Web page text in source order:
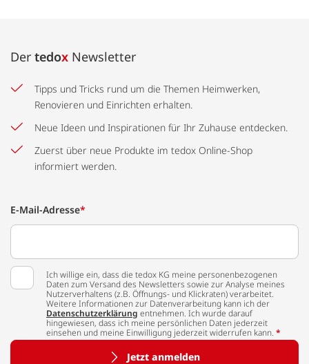
Der tedox Newsletter
Tipps und Tricks rund um die Themen Heimwerken,
Renovieren und Einrichten erhalten.
Neue Ideen und Inspirationen für Ihr Zuhause entdecken.
Zuerst über neue Produkte im tedox Online-Shop
informiert werden.
E-Mail-Adresse*
Ich willige ein, dass die tedox KG meine personenbezogenen
Daten zum Versand des Newsletters sowie zur Analyse meines
Nutzerverhaltens (z.B. Öffnungs- und Klickraten) verarbeitet.
Weitere Informationen zur Datenverarbeitung kann ich der
Datenschutzerklärung entnehmen. Ich wurde darauf
hingewiesen, dass ich meine persönlichen Daten jederzeit
einsehen und meine Einwilligung jederzeit widerrufen kann. *
Jetzt anmelden